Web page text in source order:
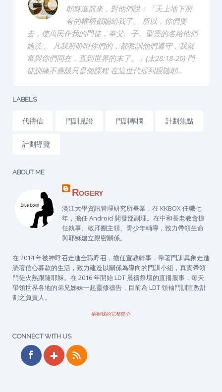
耶穌進前來，對他們說：「天上地下所
有的權柄都賜給我了。 所以，你們要
去，使萬民作我的門徒，奉父、子、聖靈的名給他們
施洗 。 凡我所吩咐你們的，都教訓他們遵守，我就
常與你們同在，直到世界的末了。」(太28:18-20) 門
徒訓練不應該只是個課程 在這世代提到跟隨耶...
LABELS
代禱信 門訓見證 門訓專欄 計劃焦點
計劃導覽
ABOUT ME
Rogery
淡江大學資訊管理研究所畢業，在 KKBOX 任職七
年，擔任 Android 開發部副理。在中和長老教會擔
任執事、敬拜團主領、青少年輔導，致力帶領生命
與耶穌建立親密關係。
在 2014 年被神呼召走進全職呼召，擔任宣教幹事，帶著門訓異象走進
憑著信心募款的生活，致力建造以關係為導向的門訓小組，真實帶領
門徒火熱跟隨耶穌。在 2016 年開始 LDT 晨禱祭壇的直播服事，每天
帶領世界各地的弟兄姊妹一起靈修禱告，目前為 LDT 領袖門訓宣教計
劃之負責人。
檢視我的完整簡介
CONNECT WITH US